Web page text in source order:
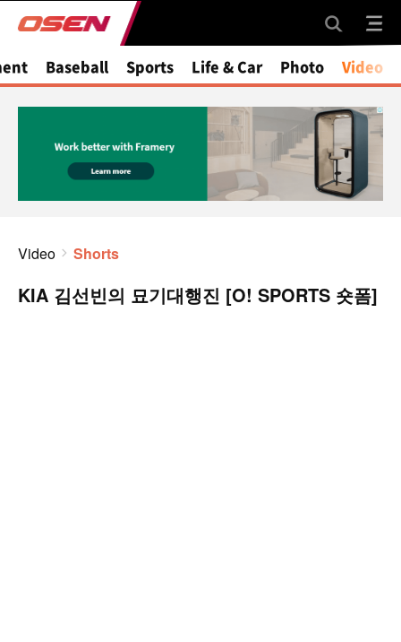
Baseball Sports Life & Car Photo Video
Video Shorts
KIA 김선빈의 묘기대행진 [O! SPORTS 숏폼]